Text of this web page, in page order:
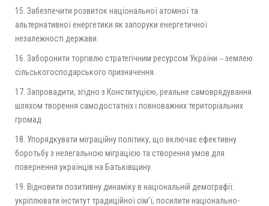
15. Забезпечити розвиток національної атомної та
альтернативної енергетики як запоруки енергетичної
незалежності держави.
16. Заборонити торгівлю стратегічним ресурсом України ‒ землею
сільськогосподарського призначення.
17. Запровадити, згідно з Конституцією, реальне самоврядування
шляхом творення самодостатніх і повноважних територіальних
громад.
18. Упорядкувати міграційну політику, що включає ефективну
боротьбу з нелегальною міграцією та створення умов для
повернення українців на Батьківщину.
19. Відновити позитивну динаміку в національній демографії:
укріплювати інститут традиційної сім’ї, посилити національно-